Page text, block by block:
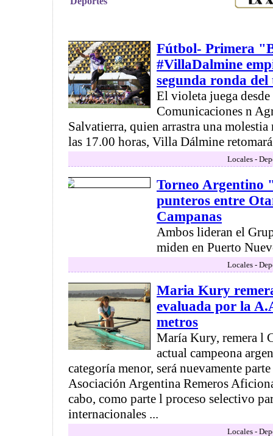
Fútbol- Primera
#VillaDalmine
segunda ronda del
El violeta juega
Comunicaciones n
Salvatierra, quien arrastra una
las 17.00 horas, Villa Dálmine
Locales -
Torneo Argentino
punteros entre
Campanas
Ambos lideran el
miden en Puerto
Locales -
Maria Kury
evaluada por la
metros
María Kury, remera l
actual campeona
categoría menor, será nuevamente
Asociación Argentina Remeros
cabo, como parte l proceso selectivo
internacionales ...
Locales -